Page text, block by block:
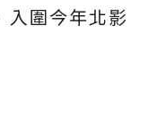
入圍今年北影